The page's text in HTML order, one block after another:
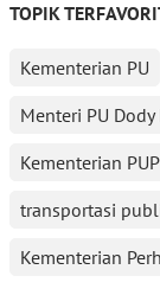
TOPIK
Kementerian PU
Menteri PU
Kementerian
transportasi
Kementerian